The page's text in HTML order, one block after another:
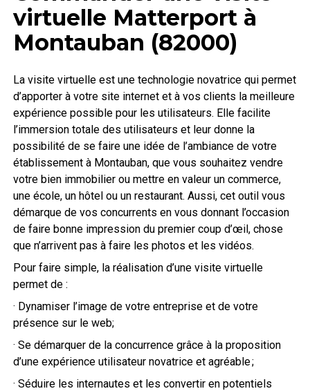
virtuelle Matterport à
Montauban (82000)
La visite virtuelle est une technologie novatrice qui permet
d’apporter à votre site internet et à vos clients la meilleure
expérience possible pour les utilisateurs. Elle facilite
l’immersion totale des utilisateurs et leur donne la
possibilité de se faire une idée de l’ambiance de votre
établissement à Montauban, que vous souhaitez vendre
votre bien immobilier ou mettre en valeur un commerce,
une école, un hôtel ou un restaurant. Aussi, cet outil vous
démarque de vos concurrents en vous donnant l’occasion
de faire bonne impression du premier coup d’œil, chose
que n’arrivent pas à faire les photos et les vidéos.
Pour faire simple, la réalisation d’une visite virtuelle
permet de :
· Dynamiser l’image de votre entreprise et de votre
présence sur le web;
· Se démarquer de la concurrence grâce à la proposition
d’une expérience utilisateur novatrice et agréable ;
· Séduire les internautes et les convertir en potentiels